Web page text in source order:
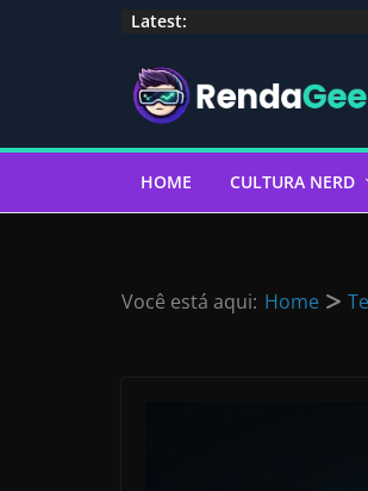
Latest:
HOME CULTURA NERD
Você está aqui: Home